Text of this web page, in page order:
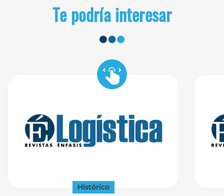
Te podría interesar
Histórico